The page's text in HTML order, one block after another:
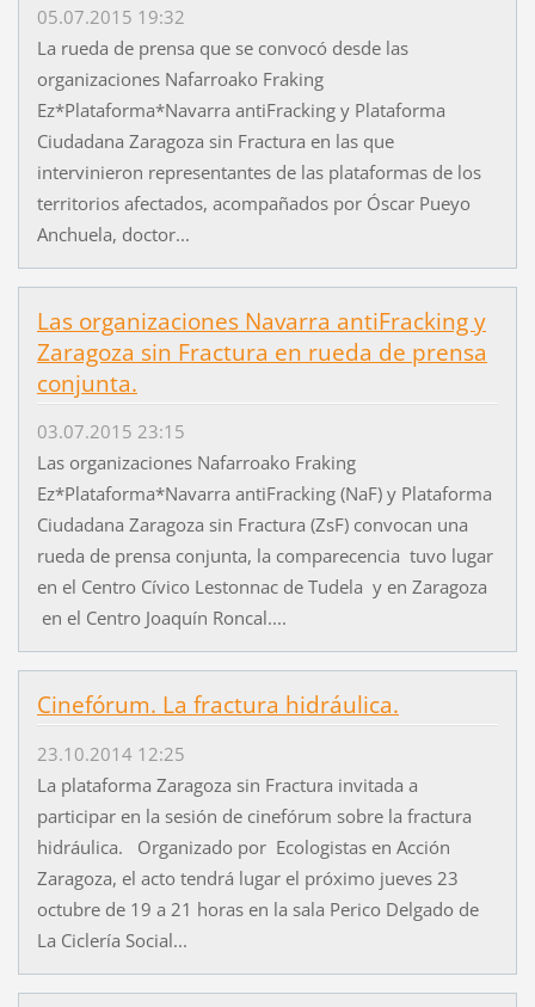
05.07.2015 19:32
La rueda de prensa que se convocó desde las
organizaciones Nafarroako Fraking
Ez*Plataforma*Navarra antiFracking y Plataforma
Ciudadana Zaragoza sin Fractura en las que
intervinieron representantes de las plataformas de los
territorios afectados, acompañados por Óscar Pueyo
Anchuela, doctor...
Las organizaciones Navarra antiFracking y
Zaragoza sin Fractura en rueda de prensa
conjunta.
03.07.2015 23:15
Las organizaciones Nafarroako Fraking
Ez*Plataforma*Navarra antiFracking (NaF) y Plataforma
Ciudadana Zaragoza sin Fractura (ZsF) convocan una
rueda de prensa conjunta, la comparecencia tuvo lugar
en el Centro Cívico Lestonnac de Tudela y en Zaragoza
en el Centro Joaquín Roncal....
Cinefórum. La fractura hidráulica.
23.10.2014 12:25
La plataforma Zaragoza sin Fractura invitada a
participar en la sesión de cinefórum sobre la fractura
hidráulica. Organizado por Ecologistas en Acción
Zaragoza, el acto tendrá lugar el próximo jueves 23
octubre de 19 a 21 horas en la sala Perico Delgado de
La Ciclería Social...